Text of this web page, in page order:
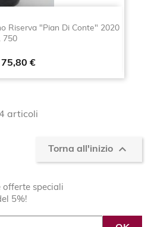
Riserva "Pian Di Conte" 2020
750
Prezzo
75,80 €
articoli
Torna all'inizio 
offerte speciali
5%!